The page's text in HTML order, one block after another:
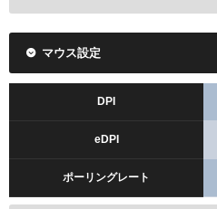
マウス設定
DPI
eDPI
ポーリングレート